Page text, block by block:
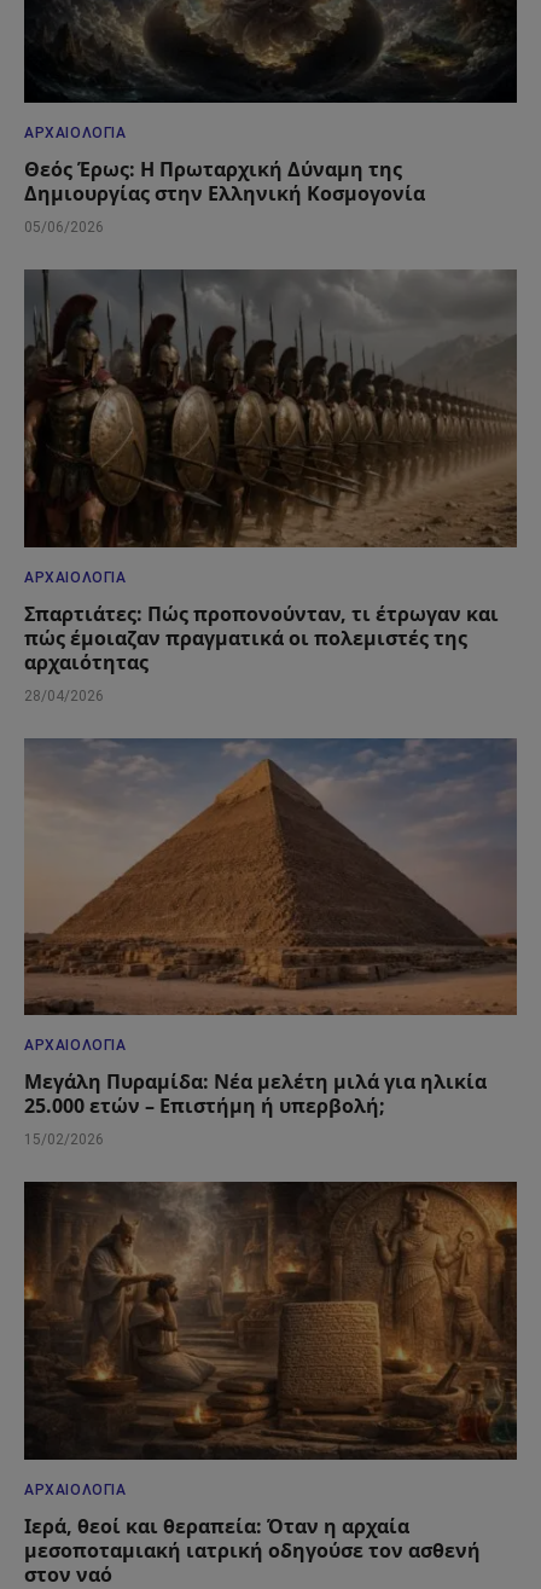
ΑΡΧΑΙΟΛΟΓΊΑ
Θεός Έρως: Η Πρωταρχική Δύναμη της
Δημιουργίας στην Ελληνική Κοσμογονία
05/06/2026
ΑΡΧΑΙΟΛΟΓΊΑ
Σπαρτιάτες: Πώς προπονούνταν, τι έτρωγαν και
πώς έμοιαζαν πραγματικά οι πολεμιστές της
αρχαιότητας
28/04/2026
ΑΡΧΑΙΟΛΟΓΊΑ
Μεγάλη Πυραμίδα: Νέα μελέτη μιλά για ηλικία
25.000 ετών – Επιστήμη ή υπερβολή;
15/02/2026
ΑΡΧΑΙΟΛΟΓΊΑ
Ιερά, θεοί και θεραπεία: Όταν η αρχαία
μεσοποταμιακή ιατρική οδηγούσε τον ασθενή
στον ναό